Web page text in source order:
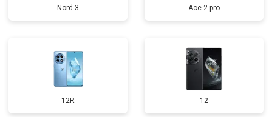
Nord 3 Ace 2 pro
12R 12